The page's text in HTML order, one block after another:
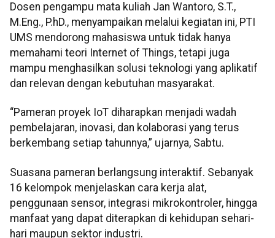
Dosen pengampu mata kuliah Jan Wantoro, S.T.,
M.Eng., P.hD., menyampaikan melalui kegiatan ini, PTI
UMS mendorong mahasiswa untuk tidak hanya
memahami teori Internet of Things, tetapi juga
mampu menghasilkan solusi teknologi yang aplikatif
dan relevan dengan kebutuhan masyarakat.
“Pameran proyek IoT diharapkan menjadi wadah
pembelajaran, inovasi, dan kolaborasi yang terus
berkembang setiap tahunnya,” ujarnya, Sabtu.
Suasana pameran berlangsung interaktif. Sebanyak
16 kelompok menjelaskan cara kerja alat,
penggunaan sensor, integrasi mikrokontroler, hingga
manfaat yang dapat diterapkan di kehidupan sehari-
hari maupun sektor industri.